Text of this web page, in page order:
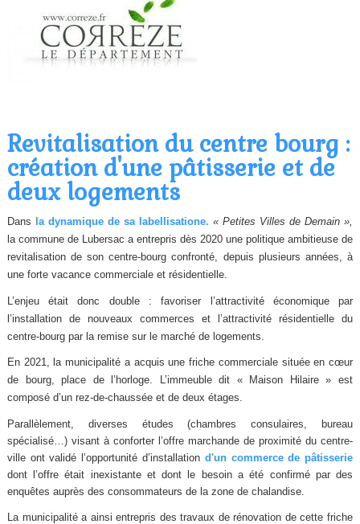
Revitalisation du centre bourg :
création d'une pâtisserie et de
deux logements
Dans la dynamique de sa labellisatione. « Petites Villes de Demain »,
la commune de Lubersac a entrepris dès 2020 une politique ambitieuse de
revitalisation de son centre-bourg confronté, depuis plusieurs années, à
une forte vacance commerciale et résidentielle.
L’enjeu était donc double : favoriser l’attractivité économique par
l’installation de nouveaux commerces et l’attractivité résidentielle du
centre-bourg par la remise sur le marché de logements.
En 2021, la municipalité a acquis une friche commerciale située en cœur
de bourg, place de l’horloge. L’immeuble dit « Maison Hilaire » est
composé d’un rez-de-chaussée et de deux étages.
Parallèlement, diverses études (chambres consulaires, bureau
spécialisé…) visant à conforter l’offre marchande de proximité du centre-
ville ont validé l’opportunité d’installation d'un commerce de pâtisserie
dont l’offre était inexistante et dont le besoin a été confirmé par des
enquêtes auprès des consommateurs de la zone de chalandise.
La municipalité a ainsi entrepris des travaux de rénovation de cette friche